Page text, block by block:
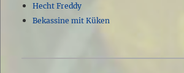
Hecht Freddy
Bekassine mit Küken